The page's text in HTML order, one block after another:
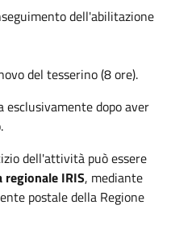
dell'abilitazione
del tesserino (8 ore).
esclusivamente dopo aver
dell'attività può essere
IRIS, mediante
postale della Regione